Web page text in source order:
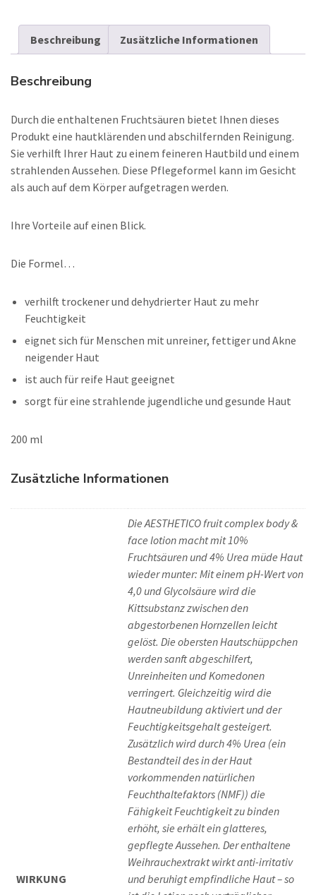
Beschreibung Zusätzliche Informationen
Beschreibung
Durch die enthaltenen Fruchtsäuren bietet Ihnen dieses
Produkt eine hautklärenden und abschilfernden Reinigung.
Sie verhilft Ihrer Haut zu einem feineren Hautbild und einem
strahlenden Aussehen. Diese Pflegeformel kann im Gesicht
als auch auf dem Körper aufgetragen werden.
Ihre Vorteile auf einen Blick.
Die Formel…
verhilft trockener und dehydrierter Haut zu mehr
Feuchtigkeit
eignet sich für Menschen mit unreiner, fettiger und Akne
neigender Haut
ist auch für reife Haut geeignet
sorgt für eine strahlende jugendliche und gesunde Haut
200 ml
Zusätzliche Informationen
WIRKUNG
Die AESTHETICO fruit complex body &
face lotion macht mit 10%
Fruchtsäuren und 4% Urea müde Haut
wieder munter: Mit einem pH-Wert von
4,0 und Glycolsäure wird die
Kittsubstanz zwischen den
abgestorbenen Hornzellen leicht
gelöst. Die obersten Hautschüppchen
werden sanft abgeschilfert,
Unreinheiten und Komedonen
verringert. Gleichzeitig wird die
Hautneubildung aktiviert und der
Feuchtigkeitsgehalt gesteigert.
Zusätzlich wird durch 4% Urea (ein
Bestandteil des in der Haut
vorkommenden natürlichen
Feuchthaltefaktors (NMF)) die
Fähigkeit Feuchtigkeit zu binden
erhöht, sie erhält ein glatteres,
gepflegte Aussehen. Der enthaltene
Weihrauchextrakt wirkt anti-irritativ
und beruhigt empfindliche Haut – so